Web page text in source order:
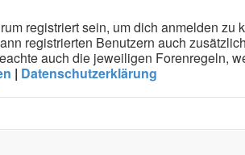
registriert sein, um dich anmelden
registrierten Benutzern auch
auch die jeweiligen Forenregeln,
| Datenschutzerklärung